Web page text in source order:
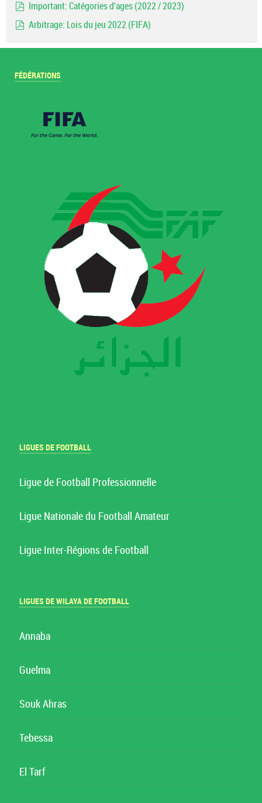
Important: Catégories d'ages (2022 / 2023)
Arbitrage: Lois du jeu 2022 (FIFA)
FÉDÉRATIONS
LIGUES DE FOOTBALL
Ligue de Football Professionnelle
Ligue Nationale du Football Amateur
Ligue Inter-Régions de Football
LIGUES DE WILAYA DE FOOTBALL
Annaba
Guelma
Souk Ahras
Tebessa
El Tarf